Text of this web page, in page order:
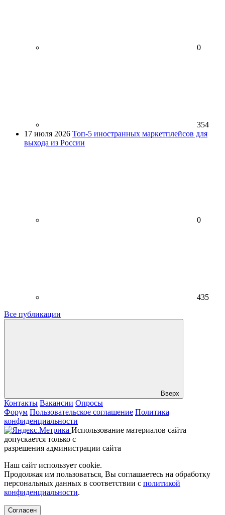
0
354
17 июля 2026 Топ-5 иностранных маркетплейсов для
выхода из России
0
435
Все публикации
Вверх
Контакты Вакансии Опросы
Форум Пользовательское соглашение Политика
конфиденциальности
Использование материалов сайта
допускается только с
разрешения администрации сайта
Наш сайт использует cookie.
Продолжая им пользоваться, Вы соглашаетесь на обработку
персональных данных в соответствии с политикой
конфиденциальности.
Согласен